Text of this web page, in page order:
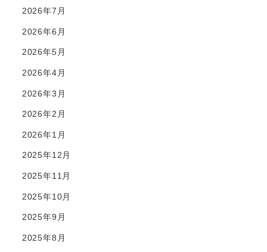
2026年7月
2026年6月
2026年5月
2026年4月
2026年3月
2026年2月
2026年1月
2025年12月
2025年11月
2025年10月
2025年9月
2025年8月